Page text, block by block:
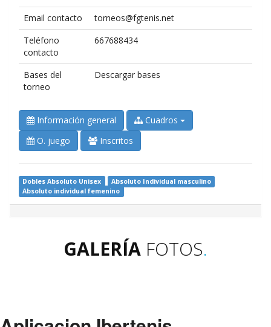
Email contacto
torneos@fgtenis.net
Teléfono
contacto
667688434
Bases del
torneo
Descargar bases
Información general
Cuadros
O. juego
Inscritos
Dobles Absoluto Unisex
Absoluto Individual masculino
Absoluto individual femenino
GALERÍA FOTOS.